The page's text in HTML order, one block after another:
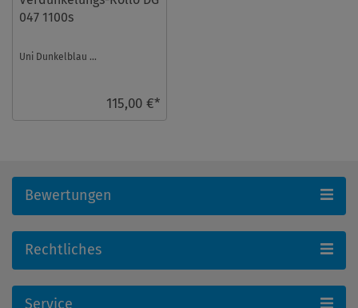
047 1100s
Uni Dunkelblau ...
115,00 €*
Bewertungen
Rechtliches
Service